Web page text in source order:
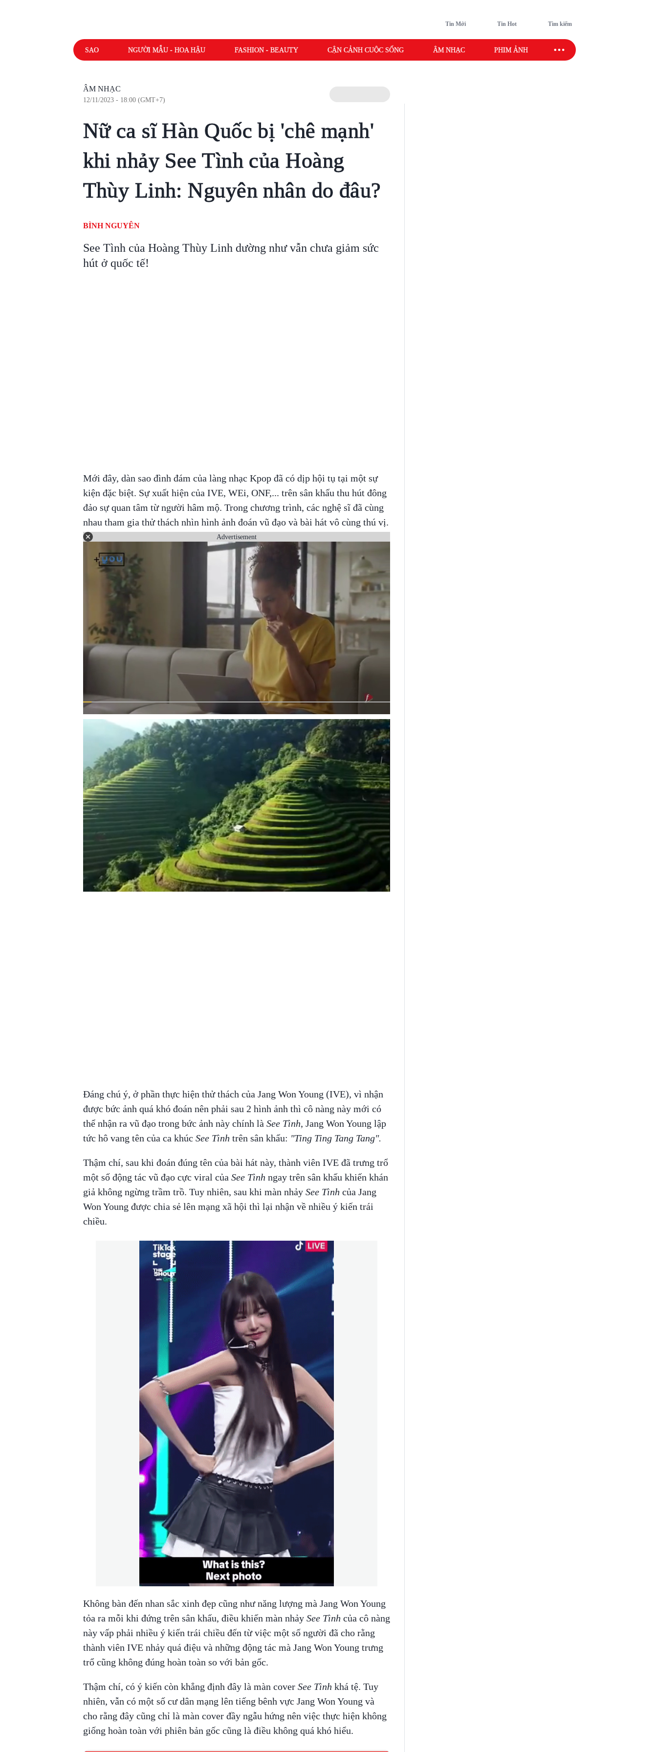
Tin Mới Tin Hot Tìm kiếm
SAO NGƯỜI MẪU - HOA HẬU FASHION - BEAUTY CẬN CẢNH CUỘC SỐNG ÂM NHẠC PHIM ẢNH SAO SPORT
ÂM NHẠC
12/11/2023 - 18:00 (GMT+7)
Nữ ca sĩ Hàn Quốc bị 'chê mạnh'
khi nhảy See Tình của Hoàng
Thùy Linh: Nguyên nhân do đâu?
BÌNH NGUYÊN
See Tình của Hoàng Thùy Linh dường như vẫn chưa giảm sức
hút ở quốc tế!
Mới đây, dàn sao đình đám của làng nhạc Kpop đã có dịp hội tụ tại một sự
kiện đặc biệt. Sự xuất hiện của IVE, WEi, ONF,... trên sân khấu thu hút đông
đảo sự quan tâm từ người hâm mộ. Trong chương trình, các nghệ sĩ đã cùng
nhau tham gia thử thách nhìn hình ảnh đoán vũ đạo và bài hát vô cùng thú vị.
Advertisement
Đáng chú ý, ở phần thực hiện thử thách của Jang Won Young (IVE), vì nhận
được bức ảnh quá khó đoán nên phải sau 2 hình ảnh thì cô nàng này mới có
thể nhận ra vũ đạo trong bức ảnh này chính là See Tình, Jang Won Young lập
tức hô vang tên của ca khúc See Tình trên sân khấu: "Ting Ting Tang Tang".
Thậm chí, sau khi đoán đúng tên của bài hát này, thành viên IVE đã trưng trổ
một số động tác vũ đạo cực viral của See Tình ngay trên sân khấu khiến khán
giả không ngừng trầm trồ. Tuy nhiên, sau khi màn nhảy See Tình của Jang
Won Young được chia sẻ lên mạng xã hội thì lại nhận về nhiều ý kiến trái
chiều.
Không bàn đến nhan sắc xinh đẹp cũng như năng lượng mà Jang Won Young
tỏa ra mỗi khi đứng trên sân khấu, điều khiến màn nhảy See Tình của cô nàng
này vấp phải nhiều ý kiến trái chiều đến từ việc một số người đã cho rằng
thành viên IVE nhảy quá điệu và những động tác mà Jang Won Young trưng
trổ cũng không đúng hoàn toàn so với bản gốc.
Thậm chí, có ý kiến còn khẳng định đây là màn cover See Tình khá tệ. Tuy
nhiên, vẫn có một số cư dân mạng lên tiếng bênh vực Jang Won Young và
cho rằng đây cũng chỉ là màn cover đầy ngẫu hứng nên việc thực hiện không
giống hoàn toàn với phiên bản gốc cũng là điều không quá khó hiểu.